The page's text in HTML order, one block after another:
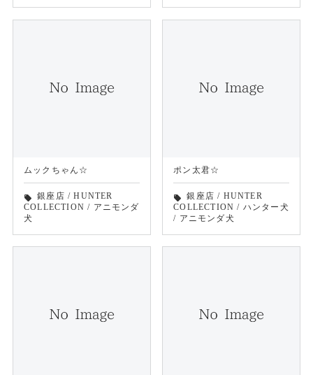
ムックちゃん☆
local_offer 銀座店 /HUNTER
COLLECTION / アニモンダ
犬
ポン太君☆
local_offer 銀座店 / HUNTER
COLLECTION / ハンター犬
/ アニモンダ犬